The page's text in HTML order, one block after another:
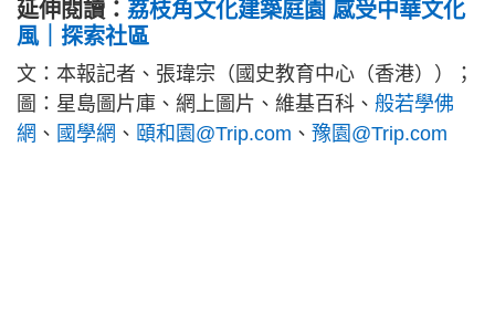
延伸閱讀： 荔枝角文化建築庭園 感受中華文化
風｜探索社區
文：本報記者、張瑋宗（國史教育中心（香港））；
圖：星島圖片庫、網上圖片、維基百科、 般若學佛
網 、 國學網 、 頤和園@Trip.com 、 豫園@Trip.com